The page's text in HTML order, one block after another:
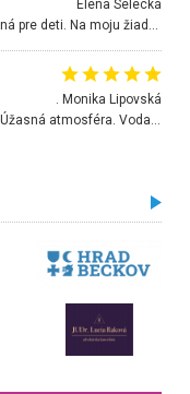
Elena Selecká
Kútik výborný, ale hlučná hudba úplne nevhodná pre deti. Na moju žiadosť o aspoň sušenie nereagovali.
. Monika Lipovská
Úžasné prostredie, napriek tomu, že je malé. Úžasná atmosféra. Voda fantastická a nádherná. Ľudí je pomerne veľa, ale su mili a ohľaduplní. Je veľmi zaujímavé sledovať, ako dokážu spolu športovať cudzí ľudia a bez ohľadu na vek. Vládne tu pohoda. Vnuka neviem dostať z vody. Ďakujem za krásny deň . Urcite sa sem vrátim. Jediný problém je s parkovaním, ale aj ten sa mi podarilo vyriešiť. Monika Bratislava